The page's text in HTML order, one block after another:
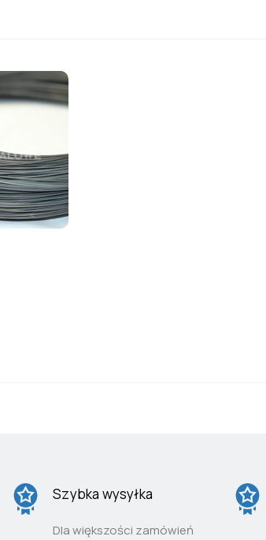
Szybka wysyłka
Dla większości zamówień